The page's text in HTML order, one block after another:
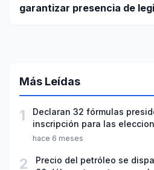
garantizar presencia de
Más Leídas
1
Declaran 32 fórmulas
inscripción para las
hace 6 meses
2
Precio del petróleo se